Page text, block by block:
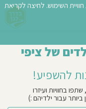
של ציפי
להשפיע!
בחוויות ועיזרו
ביותר עבור ילדיהם :)
השימוש. לחיצה לקריאת